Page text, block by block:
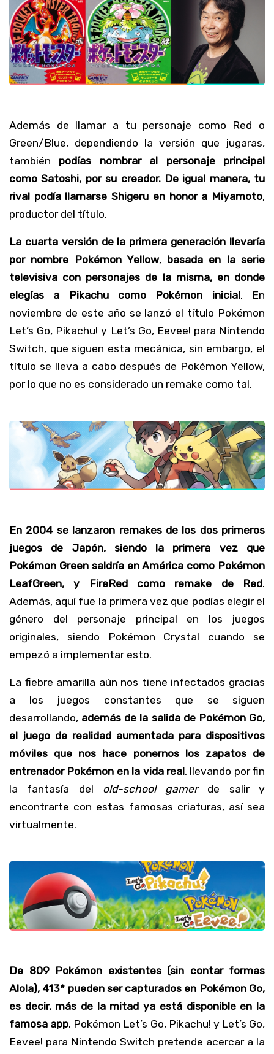
Además de llamar a tu personaje como Red o
Green/Blue, dependiendo la versión que jugaras,
también podías nombrar al personaje principal
como Satoshi, por su creador. De igual manera, tu
rival podía llamarse Shigeru en honor a Miyamoto,
productor del título.
La cuarta versión de la primera generación llevaría
por nombre Pokémon Yellow, basada en la serie
televisiva con personajes de la misma, en donde
elegías a Pikachu como Pokémon inicial. En
noviembre de este año se lanzó el título Pokémon
Let’s Go, Pikachu! y Let’s Go, Eevee! para Nintendo
Switch, que siguen esta mecánica, sin embargo, el
título se lleva a cabo después de Pokémon Yellow,
por lo que no es considerado un remake como tal.
En 2004 se lanzaron remakes de los dos primeros
juegos de Japón, siendo la primera vez que
Pokémon Green saldría en América como Pokémon
LeafGreen, y FireRed como remake de Red.
Además, aquí fue la primera vez que podías elegir el
género del personaje principal en los juegos
originales, siendo Pokémon Crystal cuando se
empezó a implementar esto.
La fiebre amarilla aún nos tiene infectados gracias
a los juegos constantes que se siguen
desarrollando, además de la salida de Pokémon Go,
el juego de realidad aumentada para dispositivos
móviles que nos hace ponernos los zapatos de
entrenador Pokémon en la vida real, llevando por fin
la fantasía del old-school gamerde salir y
encontrarte con estas famosas criaturas, así sea
virtualmente.
De 809 Pokémon existentes (sin contar formas
Alola), 413* pueden ser capturados en Pokémon Go,
es decir, más de la mitad ya está disponible en la
famosa app. Pokémon Let’s Go, Pikachu! y Let’s Go,
Eevee! para Nintendo Switch pretende acercar a la